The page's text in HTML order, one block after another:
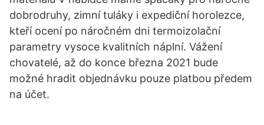
dobrodruhy, zimní tuláky i expediční horolezce,
kteří ocení po náročném dni termoizolační
parametry vysoce kvalitních náplní. Vážení
chovatelé, až do konce března 2021 bude
možné hradit objednávku pouze platbou předem
na účet.